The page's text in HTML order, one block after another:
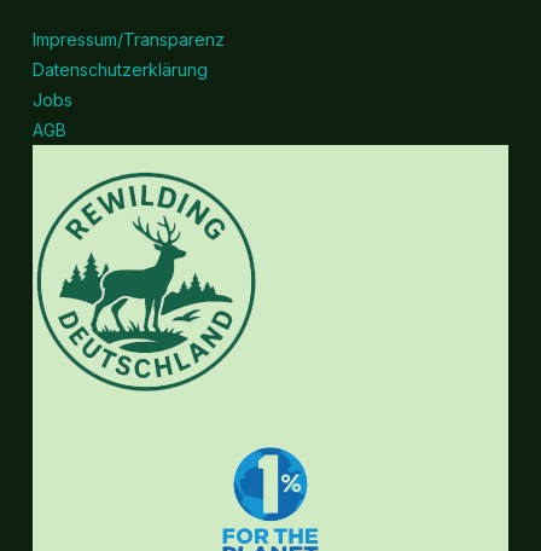
Impressum/Transparenz
Datenschutzerklärung
Jobs
AGB